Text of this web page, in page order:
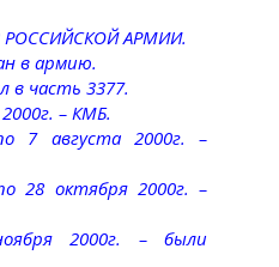
РОССИЙСКОЙ АРМИИ.
в армию.
в часть 3377.
– КМБ.
7 августа 2000г. –
28 октября 2000г. –
2000г. – были